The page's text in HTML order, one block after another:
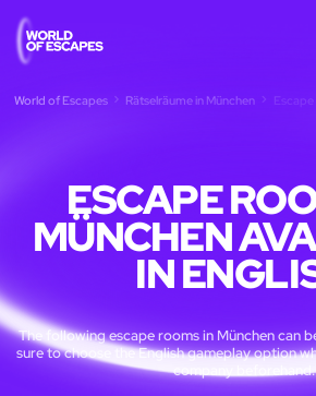
World of Escapes Rätselräume in München
ESCAPE
MÜNCHEN
IN
The following escape rooms in München can
sure to choose the English gameplay option
company beforehand.